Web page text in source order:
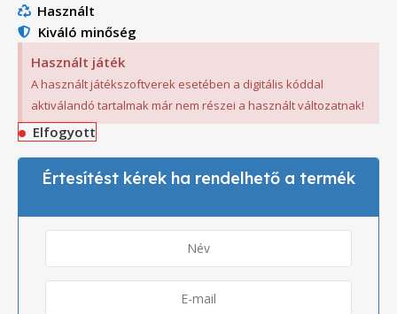
Használt
Kiváló minőség
Használt játék
A használt játékszoftverek esetében a digitális kóddal
aktiválandó tartalmak már nem részei a használt változatnak!
Elfogyott
Értesítést kérek ha rendelhető a termék